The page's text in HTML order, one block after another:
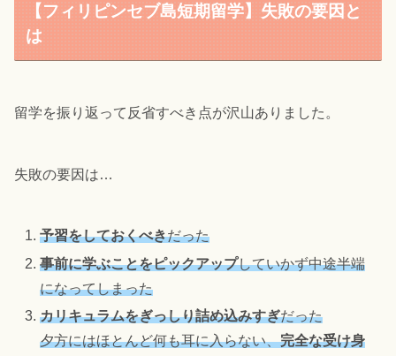
【フィリピンセブ島短期留学】失敗の要因と
は
留学を振り返って反省すべき点が沢山ありました。
失敗の要因は…
予習をしておくべきだった
事前に学ぶことをピックアップしていかず中途半端
になってしまった
カリキュラムをぎっしり詰め込みすぎだった
夕方にはほとんど何も耳に入らない、完全な受け身